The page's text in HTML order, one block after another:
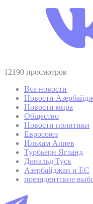
12190 просмотров
Все новости
Новости
Новости мира
Общество
Новости политики
Евросоюз
Ильхам Алиев
Турбьерн Ягланд
Дональд Туск
Азербайджан и ЕС
президентские